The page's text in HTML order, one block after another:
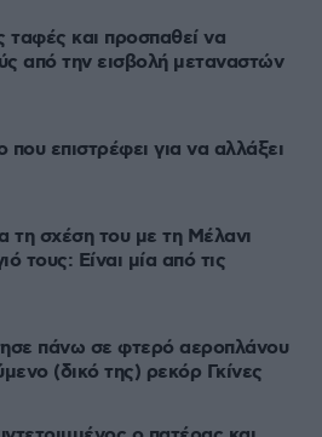
ταφές και προσπαθεί να
από την εισβολή μεταναστών
που επιστρέφει για να αλλάξει
τη σχέση του με τη Μέλανι
τους: Είναι μία από τις
πάνω σε φτερό αεροπλάνου
(δικό της) ρεκόρ Γκίνες